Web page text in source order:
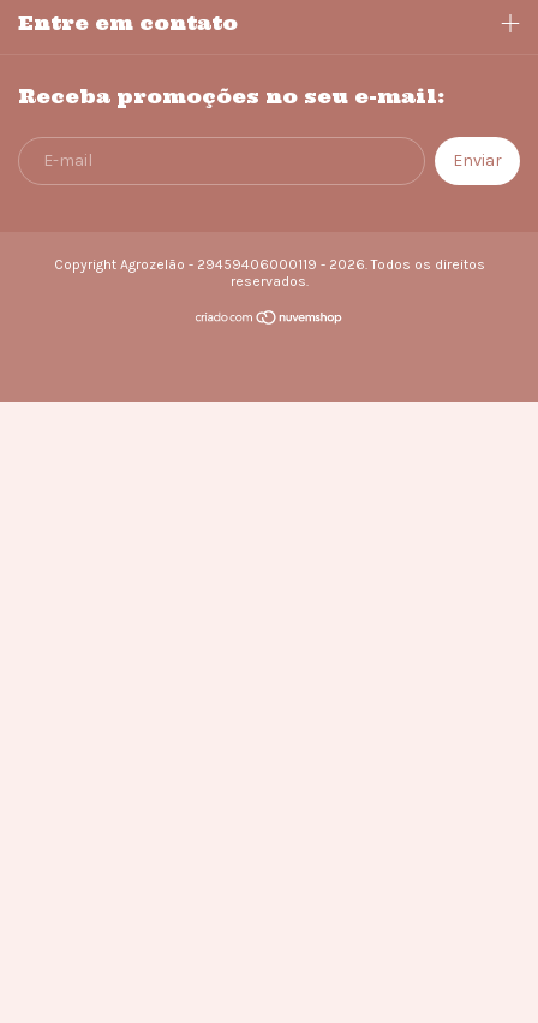
Entre em contato
Receba promoções no seu e-mail:
Copyright Agrozelão - 29459406000119 - 2026. Todos os direitos
reservados.